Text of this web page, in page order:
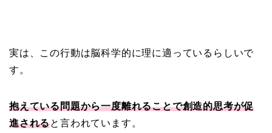
実は、この行動は脳科学的に理に適っているらしいで
す。
抱えている問題から一度離れることで創造的思考が促
進されると言われています。